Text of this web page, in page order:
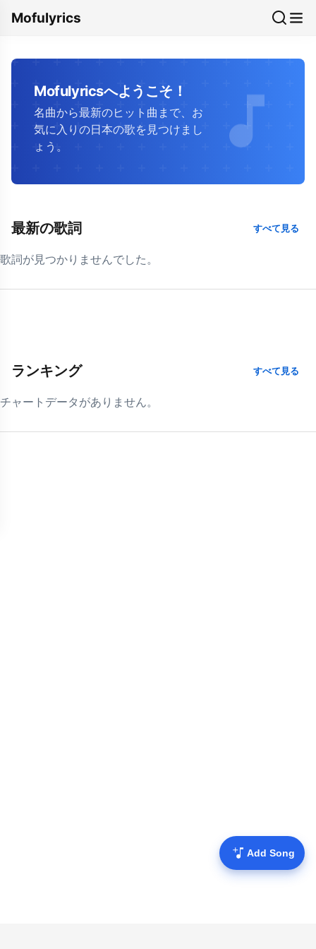
Mofulyrics
Add Song
Mofulyricsへようこそ！
名曲から最新のヒット曲まで、お
気に入りの日本の歌を見つけまし
ょう。
最新の歌詞 すべて見る
歌詞が見つかりませんでした。
ランキング すべて見る
チャートデータがありません。